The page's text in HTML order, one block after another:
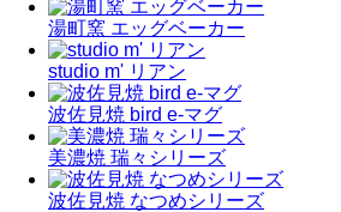
湯町窯 エッグベーカー
studio m' リアン
波佐見焼 bird e-マグ
美濃焼 瑞々シリーズ
波佐見焼 なつめシリーズ